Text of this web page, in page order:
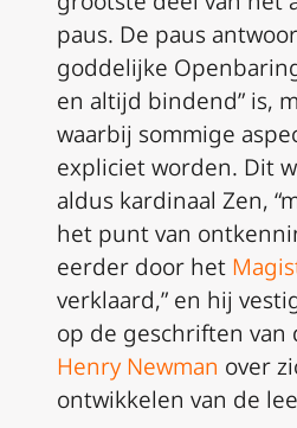
paus. De paus
goddelijke
en altijd bindend” is,
waarbij sommige
expliciet worden. Dit
aldus kardinaal Zen,
het punt van
eerder door het
verklaard,” en hij
op de geschriften van
Henry Newman over
ontwikkelen van de